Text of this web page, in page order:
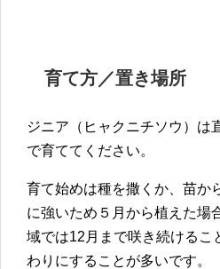
育て方／置き場所
ジニア（ヒャクニチソウ）は
で育ててください。
育て始めは種を撒くか、苗か
に強いため５月から植えた場
域では12月まで咲き続けるこ
わりにすることが多いです。